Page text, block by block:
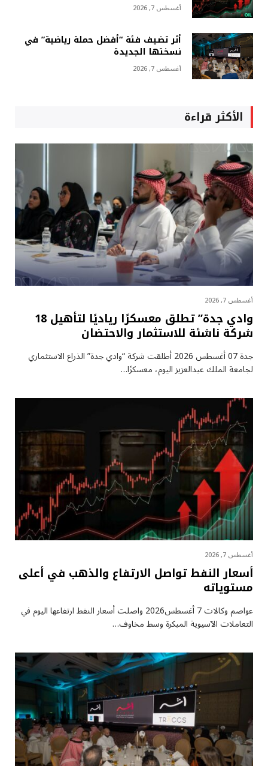
أغسطس 7, 2026
أثر تضيف فئة “أفضل حملة رياضية” في
نسختها الجديدة
أغسطس 7, 2026
الأكثر قراءة
أغسطس 7, 2026
وادي جدة” تطلق معسكرًا رياديًا لتأهيل 18
شركة ناشئة للاستثمار والاحتضان
جدة 07 أغسطس 2026 أطلقت شركة “وادي جدة” الذراع الاستثماري
لجامعة الملك عبدالعزيز اليوم، معسكرًا…
أغسطس 7, 2026
أسعار النفط تواصل الارتفاع والذهب في أعلى
مستوياته
عواصم وكالات 7 أغسطس2026 واصلت أسعار ⁠النفط ارتفاعها اليوم في
التعاملات الآسيوية المبكرة وسط مخاوف…